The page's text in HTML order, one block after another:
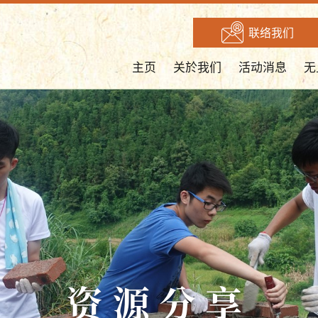
联络我们
主页 关於我们 活动消息
资源分享